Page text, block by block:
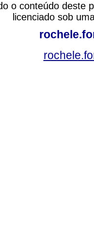
o conteúdo deste
licenciado sob